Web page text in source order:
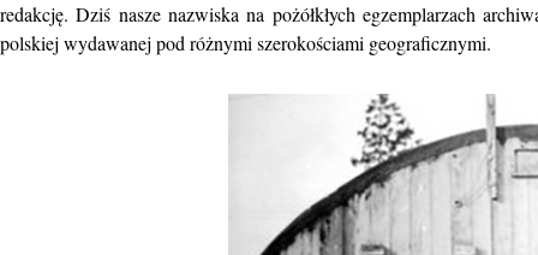
redakcję. Dziś nasze nazwiska na pożółkłych egzemplarzach
polskiej wydawanej pod różnymi szerokościami geograficznymi.